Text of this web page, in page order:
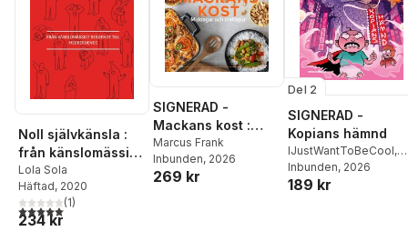
Noll självkänsla :
från känslomässigt
beroende till
medberoende
Lola Sola
Häftad, 2020
5,0utav 5 stjärnor. Totalt antal röster:
(1)
234 kr
SIGNERAD -
Mackans kost :
Middagar och
matlådor
Marcus Frank
Inbunden, 2026
269 kr
Del 2
SIGNERAD -
Kopians hämnd
IJustWantToBeCool,
Joel Adolphson
Ejdemo Beer
Inbunden, 2026
189 kr